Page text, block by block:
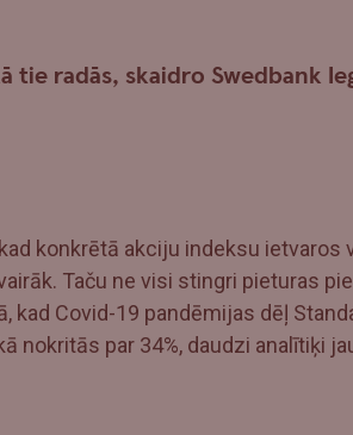
tie radās, skaidro Swedbank
konkrētā akciju indeksu ietvaros
Taču ne visi stingri pieturas
kad Covid-19 pandēmijas dēļ
nokritās par 34%, daudzi analītiķi